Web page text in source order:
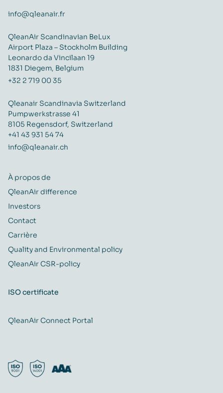
info@qleanair.fr
QleanAir Scandinavian BeLux
Airport Plaza – Stockholm Building
Leonardo da Vincilaan 19
1831 Diegem, Belgium
+32 2 719 00 35
Qleanair Scandinavia Switzerland
Pumpwerkstrasse 41
8105 Regensdorf, Switzerland
+41 43 931 54 74
info@qleanair.ch
À propos de
QleanAir difference
Investors
Contact
Carrière
Quality and Environmental policy
QleanAir CSR-policy
ISO certificate
QleanAir Connect Portal